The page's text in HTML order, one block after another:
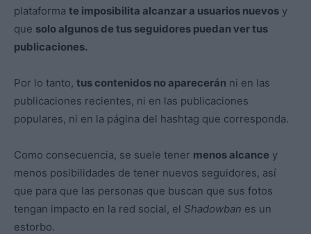
plataforma te imposibilita alcanzar a usuarios nuevos y
que solo algunos de tus seguidores puedan ver tus
publicaciones.
Por lo tanto, tus contenidos no aparecerán ni en las
publicaciones recientes, ni en las publicaciones
populares, ni en la página del hashtag que corresponda.
Como consecuencia, se suele tener menos alcance y
menos posibilidades de tener nuevos seguidores, así
que para que las personas que buscan que sus fotos
tengan impacto en la red social, el Shadowban es un
estorbo.